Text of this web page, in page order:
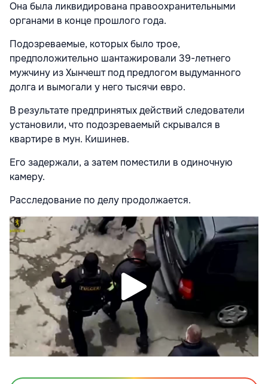
Она была ликвидирована правоохранительными
органами в конце прошлого года.
Подозреваемые, которых было трое,
предположительно шантажировали 39-летнего
мужчину из Хынчешт под предлогом выдуманного
долга и вымогали у него тысячи евро.
В результате предпринятых действий следователи
установили, что подозреваемый скрывался в
квартире в мун. Кишинев.
Его задержали, а затем поместили в одиночную
камеру.
Расследование по делу продолжается.